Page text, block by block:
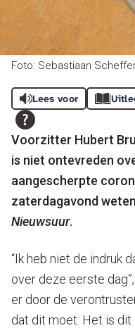
Foto: Sebastiaan
Lees voor
Voorzitter Hubert
is niet ontevreden
aangescherpte
zaterdagavond
Nieuwsuur.
“Ik heb niet de indruk
over deze eerste
er door de
dat dit moet. Het is